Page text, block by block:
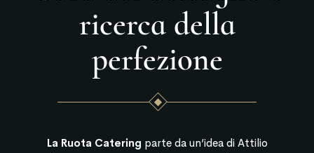
ricerca della
perfezione
La Ruota Catering parte da un’idea di Attilio